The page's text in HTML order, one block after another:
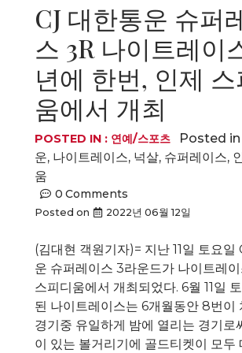
CJ 대한통운 슈퍼
스 3R 나이트레이
년에 한번, 인제 스
움에서 개최
POSTED IN : 연예/스포츠 Posted in
운, 나이트레이스, 넉살, 슈퍼레이스,
움
0 Comments
Posted on 2022년 06월 12일
(김대현 객원기자)= 지난 11일 토요일
운 슈퍼레이스 3라운드가 나이트레이
스피디움에서 개최되었다. 6월 11일
된 나이트레이스는 6개월동안 8번이
경기중 유일하게 밤에 열리는 경기로
이 있는 볼거리기에 골드티켓이 모두